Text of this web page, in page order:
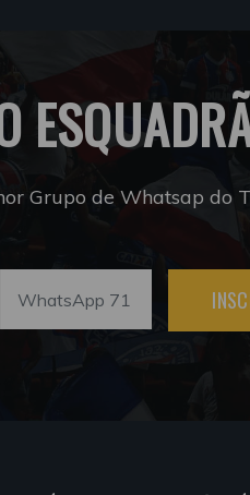
Grupo de Whatsap do